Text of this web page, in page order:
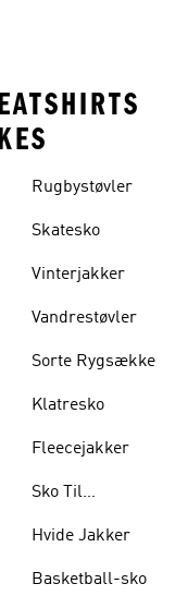
Rugbystøvler
Skatesko
Vinterjakker
Vandrestøvler
Sorte Rygsække
Klatresko
Fleecejakker
Sko Til
Hvide Jakker
Basketball-sko